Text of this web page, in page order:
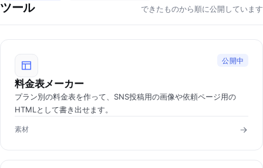
ツール できたものから順に公開しています
公開中
料金表メーカー
プラン別の料金表を作って、SNS投稿用の画像や依頼ページ用の
HTMLとして書き出せます。
素材